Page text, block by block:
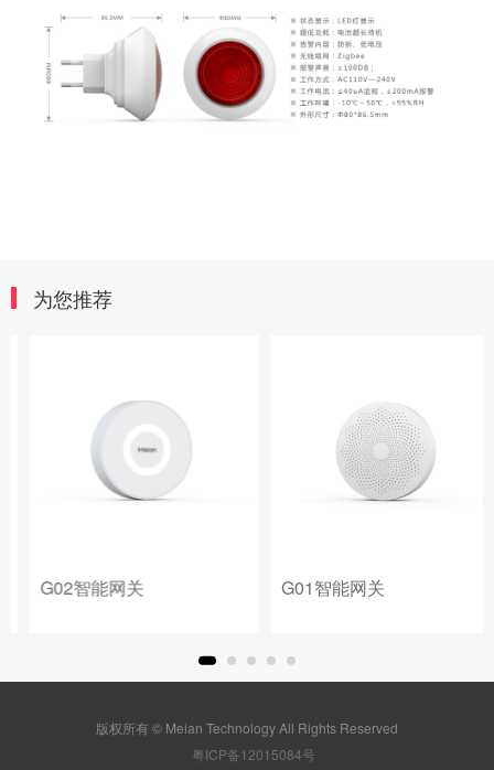
为您推荐
G02智能网关 G01智能网关
版权所有 © Meian Technology All Rights Reserved
粤ICP备12015084号